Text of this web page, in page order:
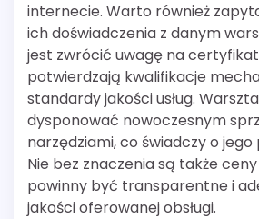
internecie. Warto również
ich doświadczenia z danym
jest zwrócić uwagę na
potwierdzają kwalifikacje
standardy jakości usług.
dysponować nowoczesnym
narzędziami, co świadczy o
Nie bez znaczenia są także ceny
powinny być transparentne i
jakości oferowanej obsługi.